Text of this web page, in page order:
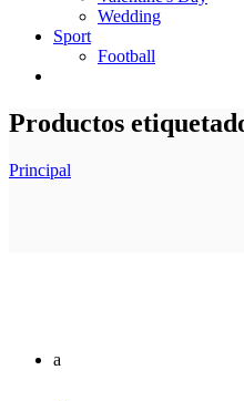
Wedding
Sport
Football
Productos
Principal
a